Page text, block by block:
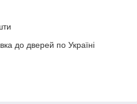
до дверей по Україні